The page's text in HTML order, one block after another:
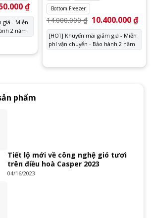
₫.
₫Giá
tại
10.150.000 ₫.
giá - Miễn
2 năm
Bottom Freezer
14.000.000₫ Giá
gốc
là:
14.000.000 ₫.
10.400.000₫Giá
tại
[HOT] Khuyến mãi giảm giá - Miễn
phí vận chuyển - Bảo hành 2 năm
phẩm
Tiết lộ mới về công nghệ gió tươi
trên điều hoà Casper 2023
04/16/2023